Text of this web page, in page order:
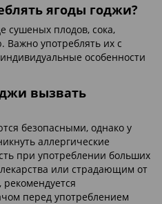
ягоды годжи?
сушеных плодов, сока,
Важно употреблять их с
особенности
вызвать
безопасными, однако у
аллергические
при употреблении больших
или страдающим от
перед употреблением